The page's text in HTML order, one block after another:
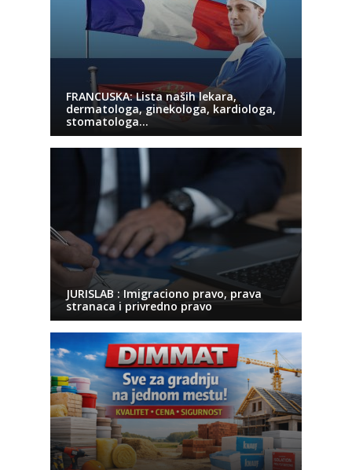
FRANCUSKA: Lista naših lekara,
dermatologa, ginekologa, kardiologa,
stomatologa…
JURISLAB : Imigraciono pravo, prava
stranaca i privredno pravo